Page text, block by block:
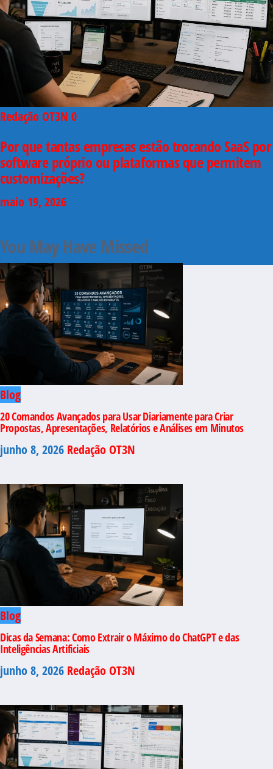
Redação OT3N 0
Por que tantas empresas estão trocando SaaS por
software próprio ou plataformas que permitem
customizações?
maio 19, 2026
You May Have Missed
Blog
20 Comandos Avançados para Usar Diariamente para Criar
Propostas, Apresentações, Relatórios e Análises em Minutos
junho 8, 2026 Redação OT3N
Blog
Dicas da Semana: Como Extrair o Máximo do ChatGPT e das
Inteligências Artificiais
junho 8, 2026 Redação OT3N